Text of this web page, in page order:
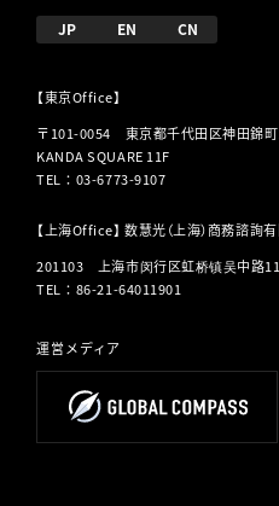
JP EN CN
【東京Office】
〒101-0054 東京都千代田区神田錦
KANDA SQUARE 11F
TEL ： 03-6773-9107
【上海Office】 数慧光（上海）商務諮詢
201103 上海市闵行区虹桥镇吴中路
TEL ： 86-21-64011901
運営メディア